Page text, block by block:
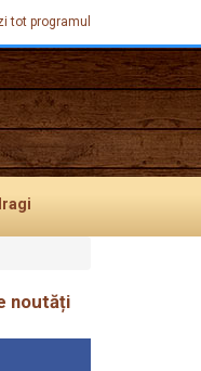
tot programul
noutăți